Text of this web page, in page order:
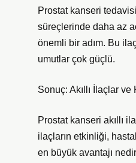
Prostat kanseri
süreçlerinde daha az
önemli bir adım. Bu
umutlar çok güçlü.
Sonuç: Akıllı İlaçlar
Prostat kanseri akıllı
ilaçların etkinliği,
en büyük avantajı